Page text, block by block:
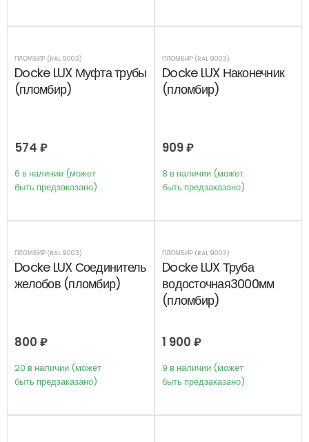
ПЛОМБИР (RAL 9003)
Docke LUX Муфта трубы
(пломбир)
574 ₽
6 в наличии (может
быть предзаказано)
ПЛОМБИР (RAL 9003)
Docke LUX Наконечник
(пломбир)
909₽
8 в наличии (может
быть предзаказано)
ПЛОМБИР (RAL 9003)
Docke LUX Соединитель
желобов (пломбир)
800 ₽
20 в наличии (может
быть предзаказано)
ПЛОМБИР (RAL 9003)
Docke LUX Труба
водосточная3000мм
(пломбир)
1 900 ₽
9 в наличии (может
быть предзаказано)